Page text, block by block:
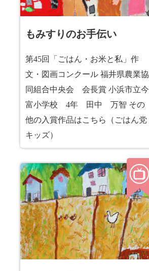
もみすりのお手伝い
第45回「ごはん・お米と私」作
文・図画コンクール 福井県農業協
同組合中央会 会長賞 小浜市立今
富小学校 4年 田中 万智 その
他の入賞作品はこちら（ごはん党
キッズ）